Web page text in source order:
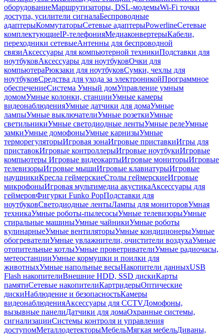
оборудованиеМаршрутизаторы, DSL-модемыWi-Fi точки
доступа, усилители сигналаБеспроводные
адаптерыКоммутаторыСетевые адаптерыPowerlineСетевые
комплектующиеIP-телефонияМедиаконвертерыКабели,
переходники сетевыеАнтенны для беспроводной
связиАксессуары для компьютерной техникиПодставки для
ноутбуковАксессуары для ноутбуковОчки для
компьютераРюкзаки для ноутбуковСумки, чехлы для
ноутбуковСредства для ухода за электроникойПрограммное
обеспечениеСистема Умный домУправление умным
домомУмные колонки, станцииУмные камеры
видеонаблюденияУмные датчики для домаУмные
лампыУмные выключателиУмные розеткиУмные
светильникиУмные светодиодные лентыУмные релеУмные
замкиУмные домофоныУмные карнизыУмные
терморегуляторыИгровая зонаИгровые приставкиИгры для
приставокИгровые контроллерыИгровые ноутбукиИгровые
компьютеры Игровые видеокартыИгровые мониторыИгровые
телевизорыИгровые мышиИгровые клавиатурыИгровые
наушникиКресла геймерскиеСтолы геймерскиеИгровые
микрофоныИгровая мультимедиа акустикаАксессуары для
геймеровФигурки Funko PopПодставки для
ноутбуковСветодиодные лентыЛампы для мониторовУмная
техникаУмные роботы-пылесосыУмные телевизорыУмные
стиральные машиныУмные чайникиУмные роботы
кулинарныеУмные вентиляторыУмные кондиционерыУмные
обогревателиУмные увлажнители, очистители воздухаУмные
отопительные котлыУмные проветривателиУмные радиочасы,
метеостанцииУмные кормушки и поилки для
животныхУмные напольные весыНакопители данныхUSB
Flash накопителиВнешние HDD, SSD дискиКарты
памятиСетевые накопителиКартридерыОптические
дискиНаблюдение и безопасностьКамеры
видеонаблюденияАксессуары для CCTVДомофоны,
вызывные панелиДатчики для домаОхранные системы,
сигнализацииСистемы контроля и управления
доступомМеталлодетекторыМебельМягкая мебельДиваны,